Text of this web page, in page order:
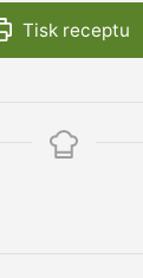
Tisk receptu